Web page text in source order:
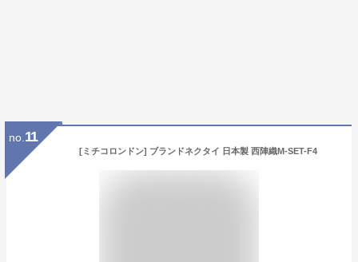
no. 11
[ミチコロンドン] ブランドネクタイ 日本製 西陣織M-SET-F4